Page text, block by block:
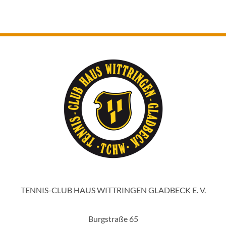
TENNIS-CLUB HAUS WITTRINGEN GLADBECK E. V.
Burgstraße 65